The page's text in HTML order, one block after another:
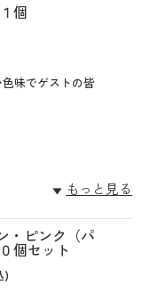
個
味でゲストの皆
もっと見る
・ピンク（パ
個セット
)